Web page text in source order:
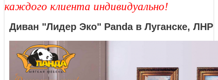
каждого клиента индивидуально!
Диван "Лидер Эко" Panda в Луганске, ЛНР